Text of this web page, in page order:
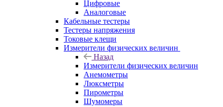
Цифровые
Аналоговые
Кабельные тестеры
Тестеры напряжения
Токовые клещи
Измерители физических величин
Назад
Измерители физических величин
Анемометры
Люксметры
Пирометры
Шумомеры